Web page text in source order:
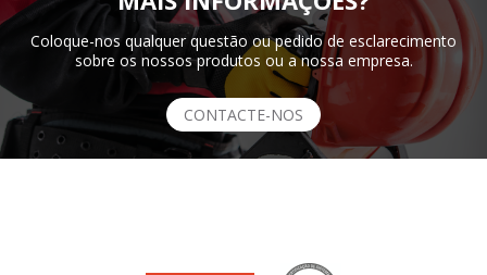
Coloque-nos qualquer questão ou pedido de esclarecimento
sobre os nossos produtos ou a nossa empresa.
CONTACTE-NOS